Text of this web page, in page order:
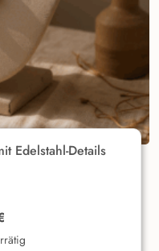
Edelstahl-Details